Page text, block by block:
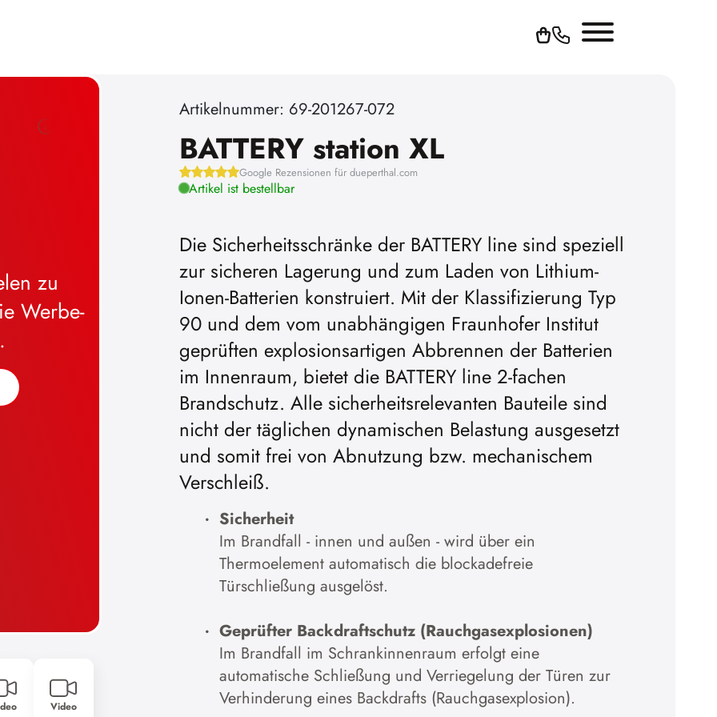
Video
Artikelnummer: 69-201267-072
BATTERY station XL
Google Rezensionen für dueperthal.com
Artikel ist bestellbar
Die Sicherheitsschränke der BATTERY line sind speziell
zur sicheren Lagerung und zum Laden von Lithium-
Ionen-Batterien konstruiert. Mit der Klassifizierung Typ
90 und dem vom unabhängigen Fraunhofer Institut
geprüften explosionsartigen Abbrennen der Batterien
im Innenraum, bietet die BATTERY line 2-fachen
Brandschutz. Alle sicherheitsrelevanten Bauteile sind
nicht der täglichen dynamischen Belastung ausgesetzt
und somit frei von Abnutzung bzw. mechanischem
Verschleiß.
Sicherheit
Im Brandfall - innen und außen - wird über ein
Thermoelement automatisch die blockadefreie
Türschließung ausgelöst.
Geprüfter Backdraftschutz (Rauchgasexplosionen)
Im Brandfall im Schrankinnenraum erfolgt eine
automatische Schließung und Verriegelung der Türen zur
Verhinderung eines Backdrafts (Rauchgasexplosion).